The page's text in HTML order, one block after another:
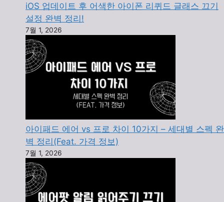
iOS 업데이트 후 어색한 아이폰 리퀴드 글래스 끄기
설정 완벽 정리!
7월 1, 2026
아이패드 에어 vs 프로 차이 10가지 – 세대별 스펙 완
벽 정리(Feat. 가격 정보)
7월 1, 2026